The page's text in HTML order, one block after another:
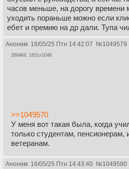
часов меньше, на дорогу
уходить пораньше можно если
ебет и премию на др дали. Тупа
Аноним 16/05/25 Птн 14:42:07 №1049579
2894Кб, 1651x1048
>>1049570
У меня вот такая была, когда
только студентам, пенсионерам,
ветеранам.
Аноним 16/05/25 Птн 14:43:40 №1049580